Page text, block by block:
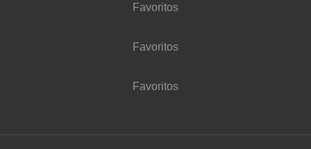
Favoritos
Favoritos
Favoritos